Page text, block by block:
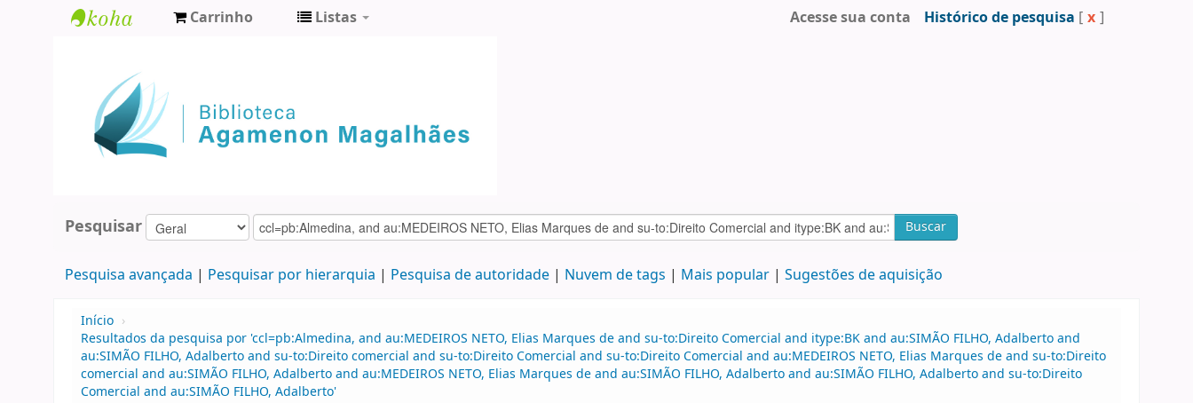
Agamenon
Magalhães
Carrinho Listas Acesse sua conta Histórico de pesquisa [ x ]
Pesquisar Buscar
Pesquisa avançada Pesquisar por hierarquia Pesquisa de autoridade Nuvem de tags Mais popular Sugestões de aquisição
Início ›
Resultados da pesquisa por 'ccl=pb:Almedina, and au:MEDEIROS NETO, Elias Marques de and su-to:Direito Comercial and itype:BK and au:SIMÃO FILHO, Adalberto and
au:SIMÃO FILHO, Adalberto and su-to:Direito comercial and su-to:Direito Comercial and su-to:Direito Comercial and au:MEDEIROS NETO, Elias Marques de and su-to:Direito
comercial and au:SIMÃO FILHO, Adalberto and au:MEDEIROS NETO, Elias Marques de and au:SIMÃO FILHO, Adalberto and au:SIMÃO FILHO, Adalberto and su-to:Direito
Comercial and au:SIMÃO FILHO, Adalberto'